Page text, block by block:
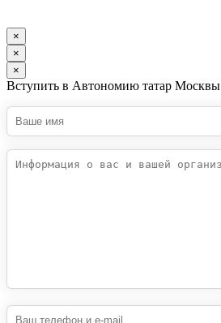
×
×
×
Вступить в Автономию татар Москвы